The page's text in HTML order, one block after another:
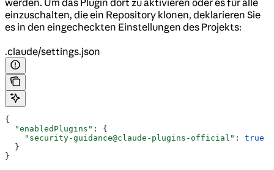
einzuschalten, die ein Repository klonen, deklarieren Sie
es in den eingecheckten Einstellungen des Projekts:
.claude/settings.json
{
  "enabledPlugins"
: {
    "security-guidance@claude-plugins-official"
: true
  }
}